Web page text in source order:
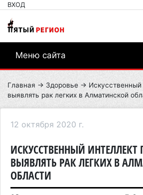
ВХОД
Меню сайта
Главная → Здоровье → Искусственный
выявлять рак легких в Алматинской
12 октября 2020 г.
ИСКУССТВЕННЫЙ
ВЫЯВЛЯТЬ РАК ЛЕГКИХ В
ОБЛАСТИ